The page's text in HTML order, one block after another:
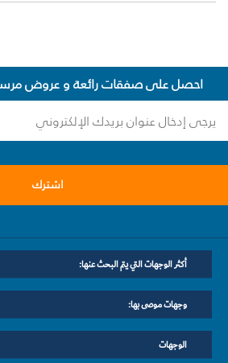
احصل على صفقات رائعة و عروض
اشترك
أكثر الوجهات التي يتم البحث عنها:
وجهات موصى بها:
الوجهات